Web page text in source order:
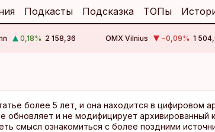
Подкасты Подсказка ТОПы
0,18% 2 158,36 OMX Vilnius −0,09% 1
более 5 лет, и она находится в цифировом
обновляет и не модифицирует архивированный
смысл ознакомиться с более поздними